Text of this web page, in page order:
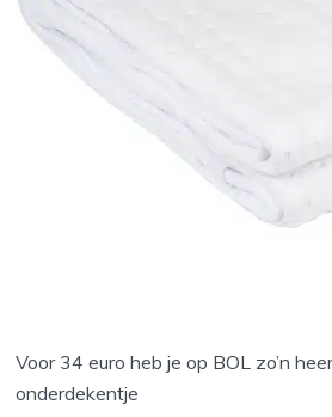
Voor 34 euro heb je op BOL zo’n
onderdekentje